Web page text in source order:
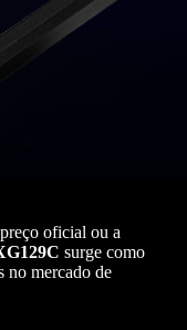
oficial ou a
surge como
no mercado de